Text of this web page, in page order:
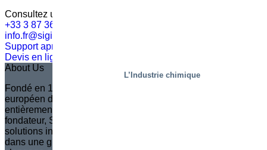
L’Industrie chimique
Consultez un expert
+33 3 87 36 60 60
info.fr@sigi.com
Support après-vente
Devis en ligne
About Us
Fondé en 1935 en Suède, Marco est aujourd’hui le leader
européen dans la conception d’élévateurs à ciseaux
entièrement personnalisés. Fidèle à l’héritage de son
fondateur, Sven Marcusson, Marco est reconnu pour ses
solutions innovantes qui améliorent la sécurité et l’efficacité
dans une grande diversité d’applications. La marque